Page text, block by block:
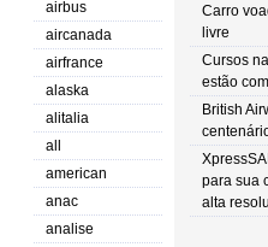
airbus
aircanada
airfrance
alaska
alitalia
all
american
anac
analise
Carro
livre
Cursos
estão
British
para sua
alta